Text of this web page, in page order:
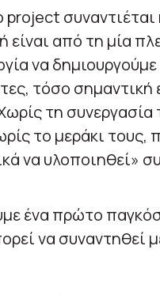
project συναντιέται
είναι από τη μία
να
τόσο σημαντική
τη
το μεράκι τους,
να υλοποιηθεί»
ένα πρώτο
να συναντηθεί